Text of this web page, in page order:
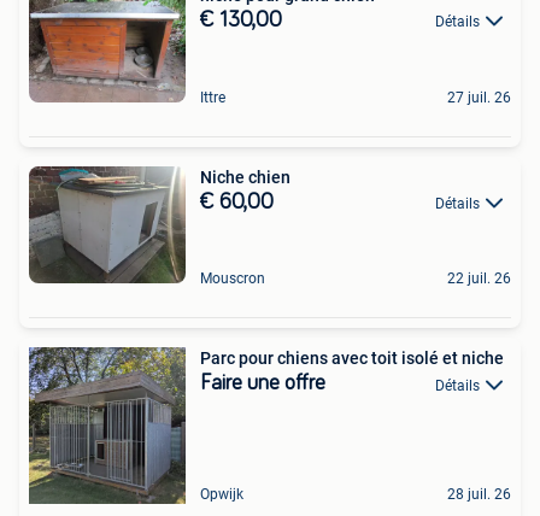
€ 130,00 Détails
Ittre 27 juil. 26
Niche chien
€ 60,00 Détails
Mouscron 22 juil. 26
Parc pour chiens avec toit isolé et niche
Faire une offre Détails
Opwijk 28 juil. 26